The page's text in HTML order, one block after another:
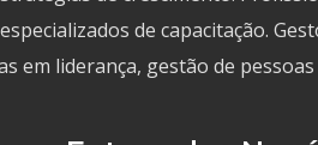
de capacitação.
em liderança, gestão de